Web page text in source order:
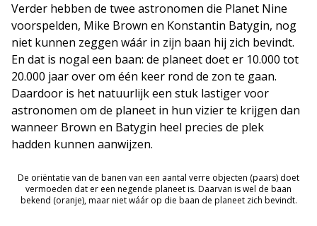
Verder hebben de twee astronomen die Planet Nine
voorspelden, Mike Brown en Konstantin Batygin, nog
niet kunnen zeggen wáár in zijn baan hij zich bevindt.
En dat is nogal een baan: de planeet doet er 10.000 tot
20.000 jaar over om één keer rond de zon te gaan.
Daardoor is het natuurlijk een stuk lastiger voor
astronomen om de planeet in hun vizier te krijgen dan
wanneer Brown en Batygin heel precies de plek
hadden kunnen aanwijzen.
De oriëntatie van de banen van een aantal verre objecten (paars) doet
vermoeden dat er een negende planeet is. Daarvan is wel de baan
bekend (oranje), maar niet wáár op die baan de planeet zich bevindt.